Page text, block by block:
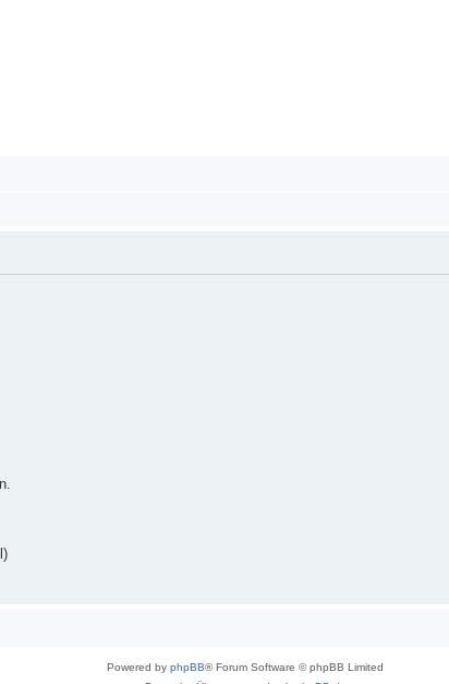
Powered by phpBB® Forum Software © phpBB Limited